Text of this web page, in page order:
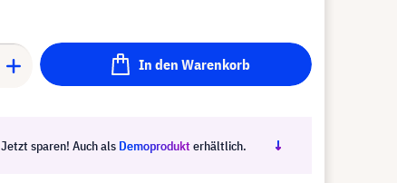
In den Warenkorb
Jetzt sparen! Auch als Demoprodukterhältlich.